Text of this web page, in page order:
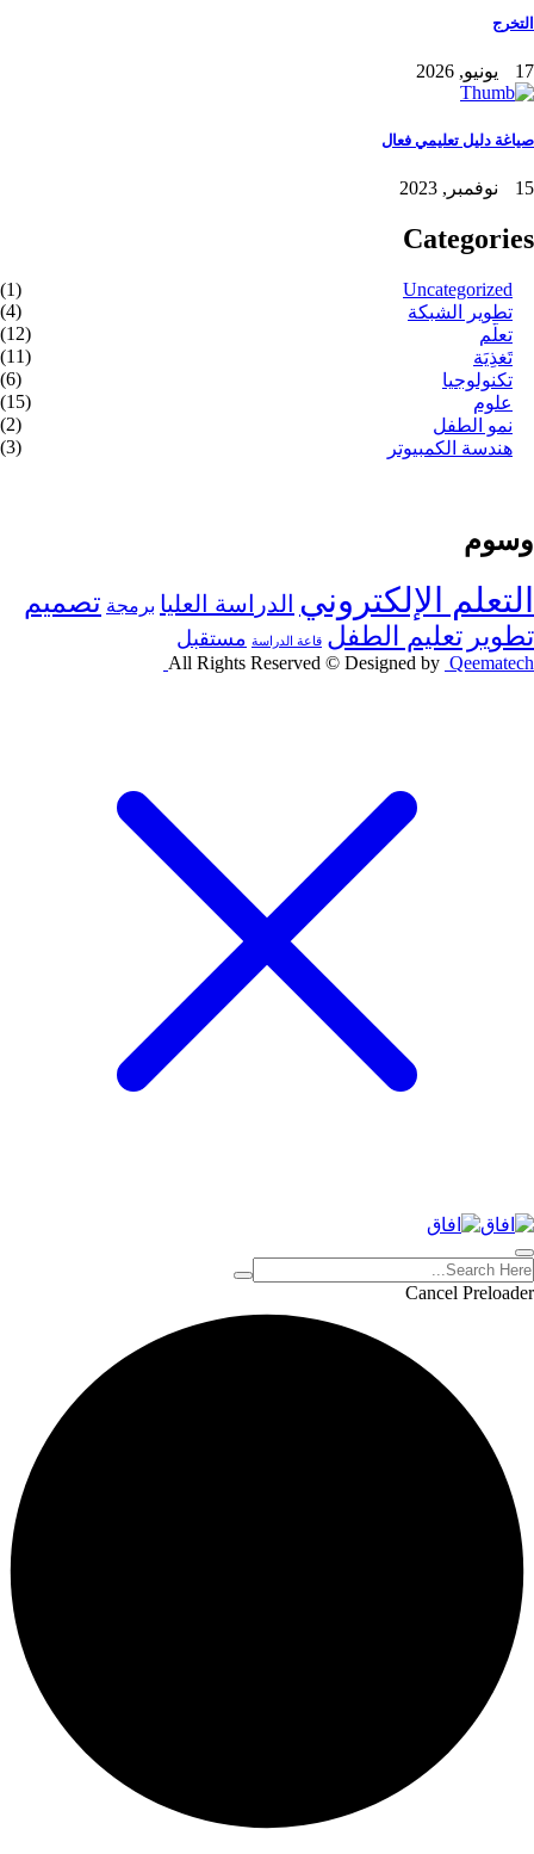
التخرج
17 يونيو, 2026
صياغة دليل تعليمي فعال
15 نوفمبر, 2023
Categories
Uncategorized
(1)
تطوير الشبكة
(4)
تعلُّم
(12)
تَغذِيَة
(11)
تكنولوجيا
(6)
علوم
(15)
نمو الطفل
(2)
هندسة الكمبيوتر
(3)
وسوم
التعلم الإلكتروني الدراسة العليا برمجة تصميم
تطوير تعليم الطفل قاعة الدراسة مستقبل
All Rights Reserved © Designed by Qeematech
Cancel Preloader